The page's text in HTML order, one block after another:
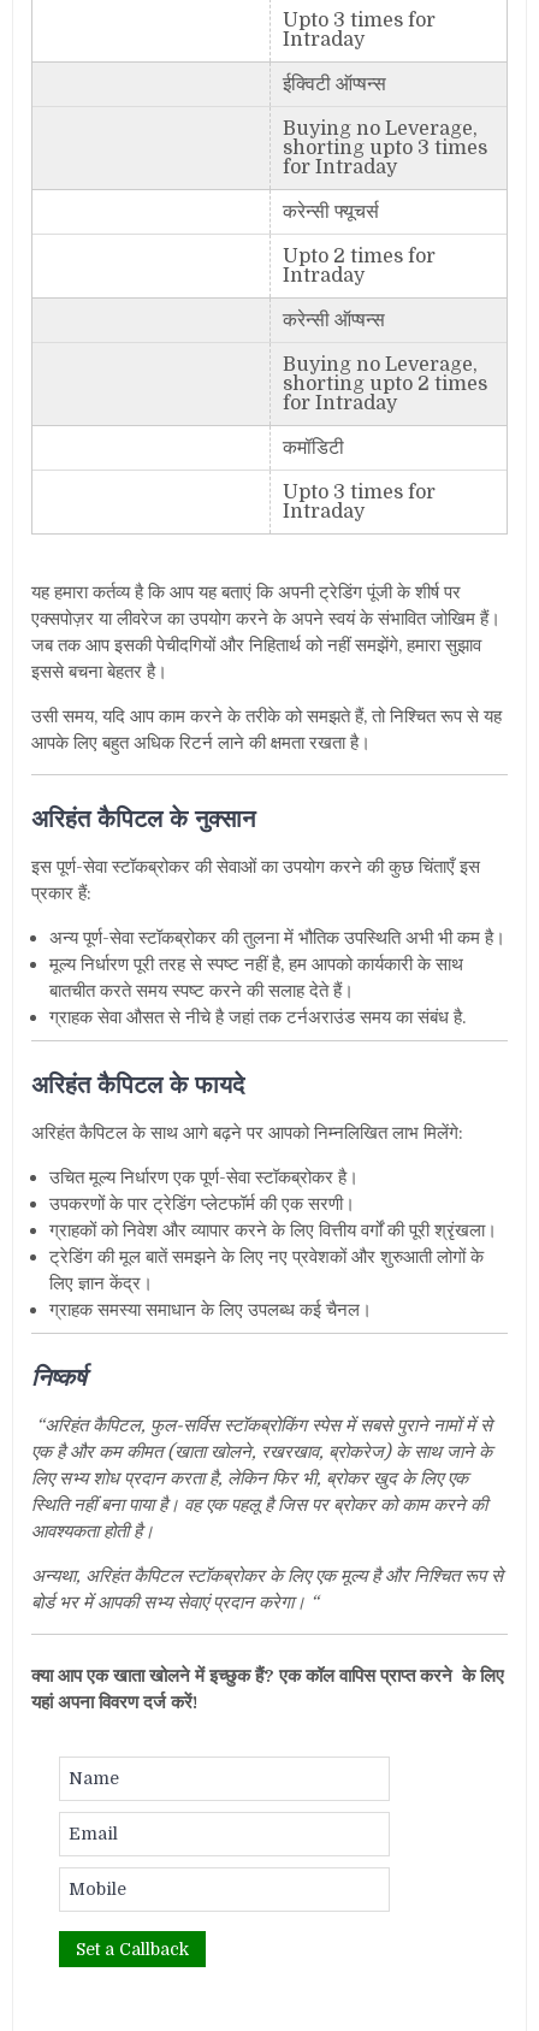
Upto 3 times for
Intraday
ईक्विटी ऑप्षन्स
Buying no Leverage,
shorting upto 3 times
for Intraday
करेन्सी फ्यूचर्स
Upto 2 times for
Intraday
करेन्सी ऑप्षन्स
Buying no Leverage,
shorting upto 2 times
for Intraday
कमॉडिटी
Upto 3 times for
Intraday
यह हमारा कर्तव्य है कि आप यह बताएं कि अपनी ट्रेडिंग पूंजी के शीर्ष पर
एक्सपोज़र या लीवरेज का उपयोग करने के अपने स्वयं के संभावित जोखिम हैं।
जब तक आप इसकी पेचीदगियों और निहितार्थ को नहीं समझेंगे,हमारा सुझाव
इससे बचना बेहतर है।
उसी समय,यदि आप काम करने के तरीके को समझते हैं,तो निश्चित रूप से यह
आपके लिए बहुत अधिक रिटर्न लाने की क्षमता रखता है।
अरिहंत कैपिटल के नुक्सान
इस पूर्ण-सेवा स्टॉकब्रोकर की सेवाओं का उपयोग करने की कुछ चिंताएँ इस
प्रकार हैं:
अन्य पूर्ण-सेवा स्टॉकब्रोकर की तुलना में भौतिक उपस्थिति अभी भी कम है।
मूल्य निर्धारण पूरी तरह से स्पष्ट नहीं है,हम आपको कार्यकारी के साथ
बातचीत करते समय स्पष्ट करने की सलाह देते हैं।
ग्राहक सेवा औसत से नीचे है जहां तक ​​टर्नअराउंड समय का संबंध है.
अरिहंत कैपिटल के फायदे
अरिहंत कैपिटल के साथ आगे बढ़ने पर आपको निम्नलिखित लाभ मिलेंगे:
उचित मूल्य निर्धारण एक पूर्ण-सेवा स्टॉकब्रोकर है।
उपकरणों के पार ट्रेडिंग प्लेटफॉर्म की एक सरणी।
ग्राहकों को निवेश और व्यापार करने के लिए वित्तीय वर्गों की पूरी श्रृंखला।
ट्रेडिंग की मूल बातें समझने के लिए नए प्रवेशकों और शुरुआती लोगों के
लिए ज्ञान केंद्र।
ग्राहक समस्या समाधान के लिए उपलब्ध कई चैनल।
निष्कर्ष
“अरिहंत कैपिटल, फुल-सर्विस स्टॉकब्रोकिंग स्पेस में सबसे पुराने नामों में से
एक है और कम कीमत (खाता खोलने, रखरखाव, ब्रोकरेज) के साथ जाने के
लिए सभ्य शोध प्रदान करता है, लेकिन फिर भी, ब्रोकर खुद के लिए एक
स्थिति नहीं बना पाया है। वह एक पहलू है जिस पर ब्रोकर को काम करने की
आवश्यकता होती है।
अन्यथा, अरिहंत कैपिटल स्टॉकब्रोकर के लिए एक मूल्य है और निश्चित रूप से
बोर्ड भर में आपकी सभ्य सेवाएं प्रदान करेगा। “
क्या आप एक खाता खोलने में इच्छुक हैं? एक कॉल वापिस प्राप्त करने के लिए
यहां अपना विवरण दर्ज करें!